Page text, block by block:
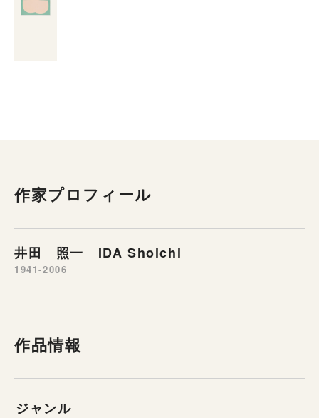
作家プロフィール
井田 照一 IDA Shoichi
1941-2006
作品情報
ジャンル